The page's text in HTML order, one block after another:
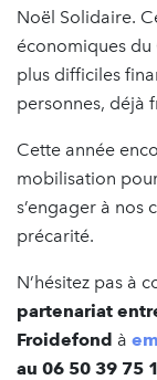
Noël Solidaire.
économiques du
plus difficiles
personnes, déjà
Cette année
mobilisation
s’engager à nos
précarité.
N’hésitez pas à
partenariat
Froidefond à
au 06 50 39 75